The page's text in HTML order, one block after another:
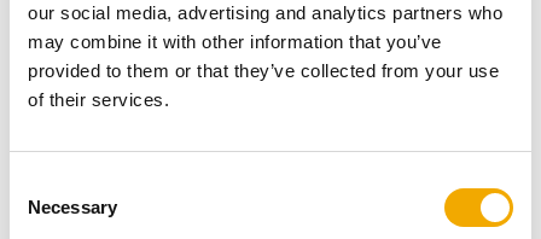
our social media, advertising and analytics partners who
may combine it with other information that you’ve
provided to them or that they’ve collected from your use
of their services.
Necessary
Bezpieczeństwo działania komina –
eksploatacja i czyszczenie
systemów kominowych
Co należy robić, żeby komin działał poprawnie?